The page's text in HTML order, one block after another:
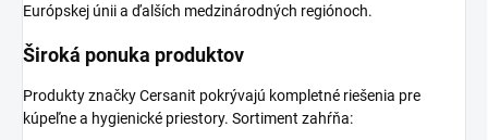
Európskej únii a ďalších medzinárodných regiónoch.
Široká ponuka produktov
Produkty značky Cersanit pokrývajú kompletné riešenia pre
kúpeľne a hygienické priestory. Sortiment zahŕňa: